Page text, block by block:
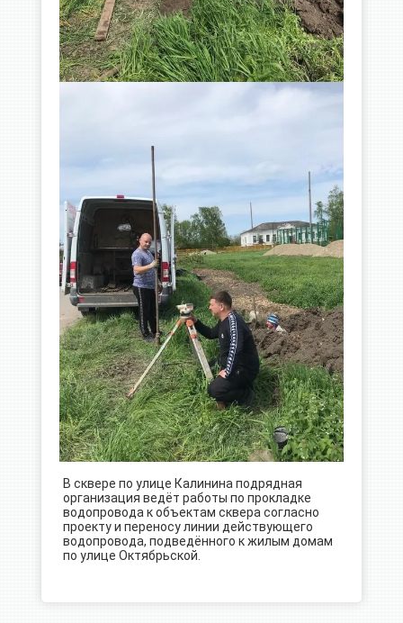
В сквере по улице Калинина подрядная
организация ведёт работы по прокладке
водопровода к объектам сквера согласно
проекту и переносу линии действующего
водопровода, подведённого к жилым домам
по улице Октябрьской.